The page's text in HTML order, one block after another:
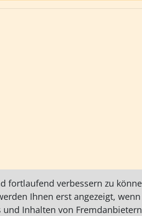
fortlaufend verbessern zu
Ihnen erst angezeigt,
Inhalten von